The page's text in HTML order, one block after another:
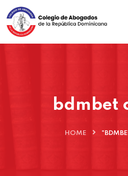
bdmbet
HOME